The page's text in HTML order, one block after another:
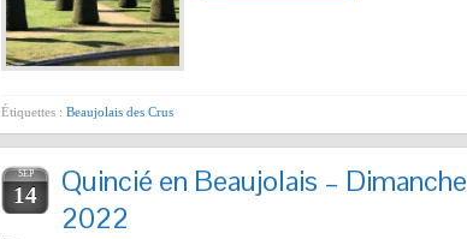
Étiquettes : Beaujolais des Crus
SEP
14
Quincié en Beaujolais –
2022